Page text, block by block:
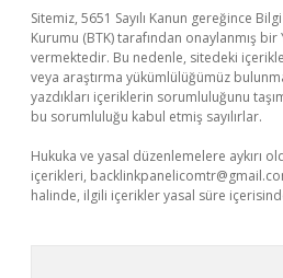
Sitemiz, 5651 Sayılı Kanun gereğince
Kurumu (BTK) tarafından onaylanmış bir
vermektedir. Bu nedenle, sitedeki
veya araştırma yükümlülüğümüz
yazdıkları içeriklerin sorumluluğunu
bu sorumluluğu kabul etmiş sayılırlar.
Hukuka ve yasal düzenlemelere aykırı
içerikleri,
halinde, ilgili içerikler yasal süre